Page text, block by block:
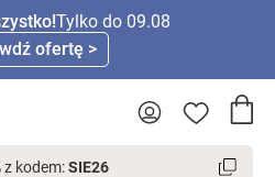
Tylko do 09.08
ofertę >
kodem:SIE26